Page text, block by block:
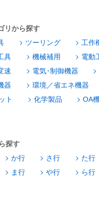
リから探す
ツーリング
工作
具
機械補用
電動
速
電気･制御機器
器
環境／省エネ機器
ト
化学製品 OA
探す
か行 さ行 た行
ま行 や行 ら行